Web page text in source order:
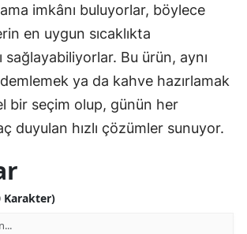
imkânı buluyorlar, böylece
en uygun sıcaklıkta
sağlayabiliyorlar. Bu ürün, aynı
ya da kahve hazırlamak
bir seçim olup, günün her
duyulan hızlı çözümler sunuyor.
Karakter)